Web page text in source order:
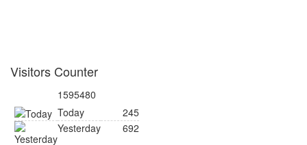
Visitors Counter
1595480
Today
245
Yesterday
692